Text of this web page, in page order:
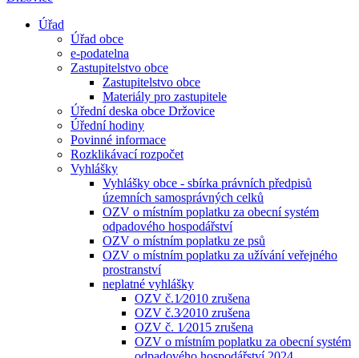
Úřad
Úřad obce
e-podatelna
Zastupitelstvo obce
Zastupitelstvo obce
Materiály pro zastupitele
Úřední deska obce Držovice
Úřední hodiny
Povinné informace
Rozklikávací rozpočet
Vyhlášky
Vyhlášky obce - sbírka právních předpisů
územních samosprávných celků
OZV o místním poplatku za obecní systém
odpadového hospodářství
OZV o místním poplatku ze psů
OZV o místním poplatku za užívání veřejného
prostranství
neplatné vyhlášky
OZV č.1⁄2010 zrušena
OZV č.3⁄2010 zrušena
OZV č. 1⁄2015 zrušena
OZV o místním poplatku za obecní systém